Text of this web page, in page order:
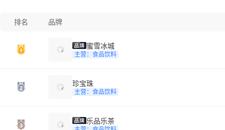
排名 品牌
蜜雪冰城
主营：食品饮料
珍宝珠
主营：食品饮料
乐品乐茶